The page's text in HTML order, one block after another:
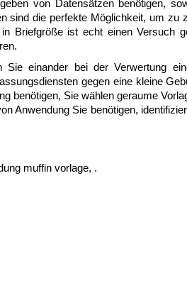
von Datensätzen benötigen,
sind die perfekte Möglichkeit, um zu
Briefgröße ist echt einen Versuch
Sie einander bei der Verwertung
gegen eine kleine
benötigen, Sie wählen geraume
Anwendung Sie benötigen,
muffin vorlage, .